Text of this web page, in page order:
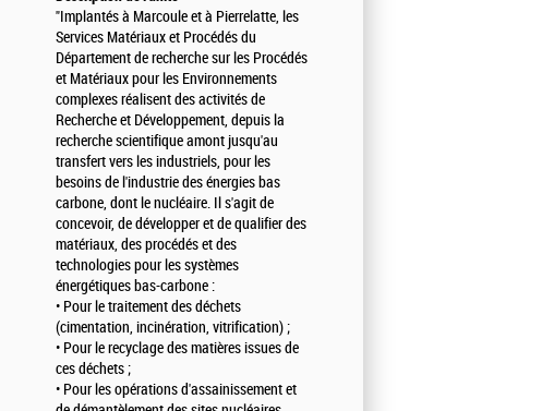
"Implantés à Marcoule et à Pierrelatte, les
Services Matériaux et Procédés du
Département de recherche sur les Procédés
et Matériaux pour les Environnements
complexes réalisent des activités de
Recherche et Développement, depuis la
recherche scientifique amont jusqu'au
transfert vers les industriels, pour les
besoins de l'industrie des énergies bas
carbone, dont le nucléaire. Il s'agit de
concevoir, de développer et de qualifier des
matériaux, des procédés et des
technologies pour les systèmes
énergétiques bas-carbone :
• Pour le traitement des déchets
(cimentation, incinération, vitrification) ;
• Pour le recyclage des matières issues de
ces déchets ;
• Pour les opérations d'assainissement et